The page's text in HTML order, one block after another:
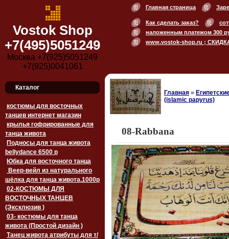
Vostok Shop
+7(495)5051249
Москва +7(925)5051249
+7(925)0041061
Главная страница
Как сделать заказ?
наложенным платежом 300
www.vostok-shop.ru ;
Каталог
костюмы для восточных
танцев интернет магазин
крылья гофрированные для
танца живота
Подносы для танца живота
bellydance 6500 p
Юбка для восточного танца
Веер-вейл из натурального
шёлка для танца живота.1000p
02-КОСТЮМЫ ДЛЯ
ВОСТОЧНЫХ ТАНЦЕВ
(Эксклюзив )
03- костюмы для танца
живота (Простой дизайн )
Танец живота атрибуты для т/
Главная »
(islamic papyrus)
08-Rabbana